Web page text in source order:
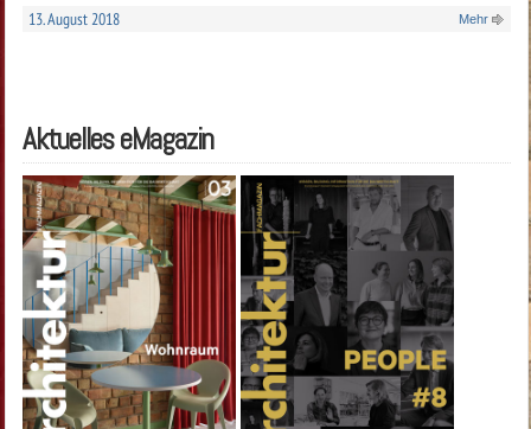
13. August 2018 Mehr
Aktuelles eMagazin